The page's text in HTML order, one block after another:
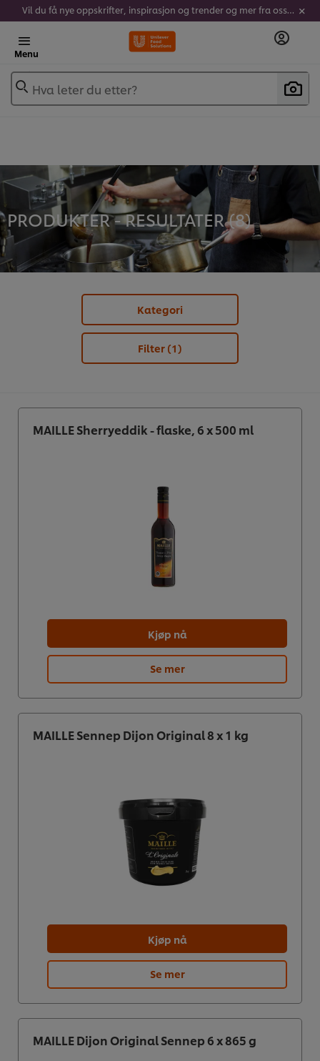
Vil du få nye oppskrifter, inspirasjon og trender og mer fra oss? Meld deg på vårt nyhetsbrev her!
Menu
Hva leter du etter?
PRODUKTER - RESULTATER (8)
Kategori
Filter (1)
MAILLE Sherryeddik - flaske, 6 x 500 ml
Kjøp nå
Se mer
MAILLE Sennep Dijon Original 8 x 1 kg
Kjøp nå
Se mer
MAILLE Dijon Original Sennep 6 x 865 g